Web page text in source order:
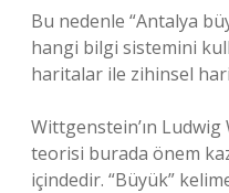
Bu nedenle “Antalya
hangi bilgi sistemini
haritalar ile zihinsel
Wittgenstein’ın
teorisi burada önem
içindedir. “Büyük”